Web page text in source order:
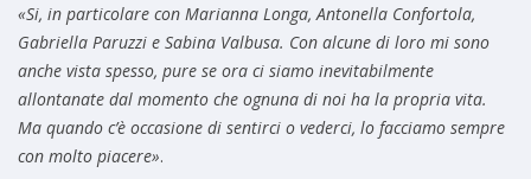
«Si, in particolare con Marianna Longa, Antonella Confortola,
Gabriella Paruzzi e Sabina Valbusa. Con alcune di loro mi sono
anche vista spesso, pure se ora ci siamo inevitabilmente
allontanate dal momento che ognuna di noi ha la propria vita.
Ma quando c’è occasione di sentirci o vederci, lo facciamo sempre
con molto piacere».